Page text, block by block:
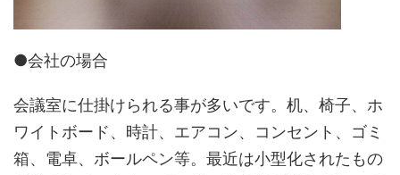
●会社の場合
会議室に仕掛けられる事が多いです。机、椅子、ホ
ワイトボード、時計、エアコン、コンセント、ゴミ
箱、電卓、ボールペン等。最近は小型化されたもの